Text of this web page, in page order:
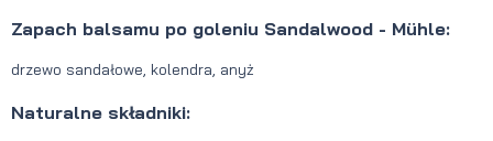
Zapach balsamu po goleniu Sandalwood - Mühle:
drzewo sandałowe, kolendra, anyż
Naturalne składniki: